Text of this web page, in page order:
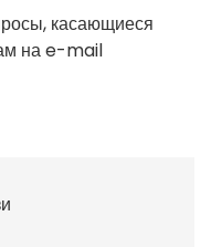
касающиеся
на e-mail